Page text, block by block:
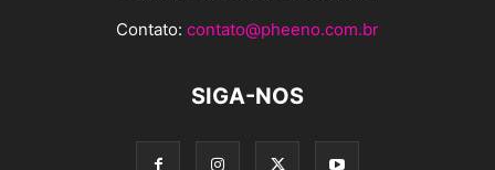
Contato: contato@pheeno.com.br
SIGA-NOS